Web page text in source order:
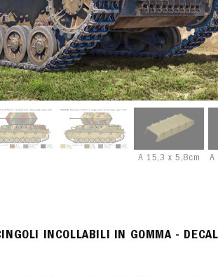
A 15,3 x 5,8cm A
INCOLLABILI IN GOMMA -